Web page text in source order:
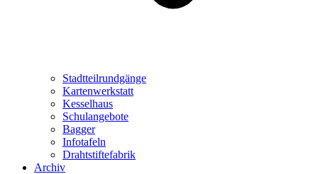
Stadtteilrundgänge
Kartenwerkstatt
Kesselhaus
Schulangebote
Bagger
Infotafeln
Drahtstiftefabrik
Archiv